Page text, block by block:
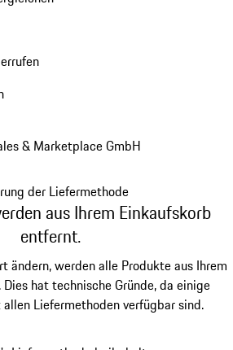
& Marketplace GmbH
der Liefermethode
aus Ihrem Einkaufskorb
entfernt.
ändern, werden alle Produkte aus Ihrem
hat technische Gründe, da einige
Liefermethoden verfügbar sind.